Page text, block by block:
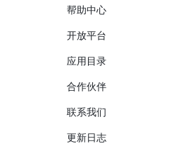
帮助中心
开放平台
应用目录
合作伙伴
联系我们
更新日志